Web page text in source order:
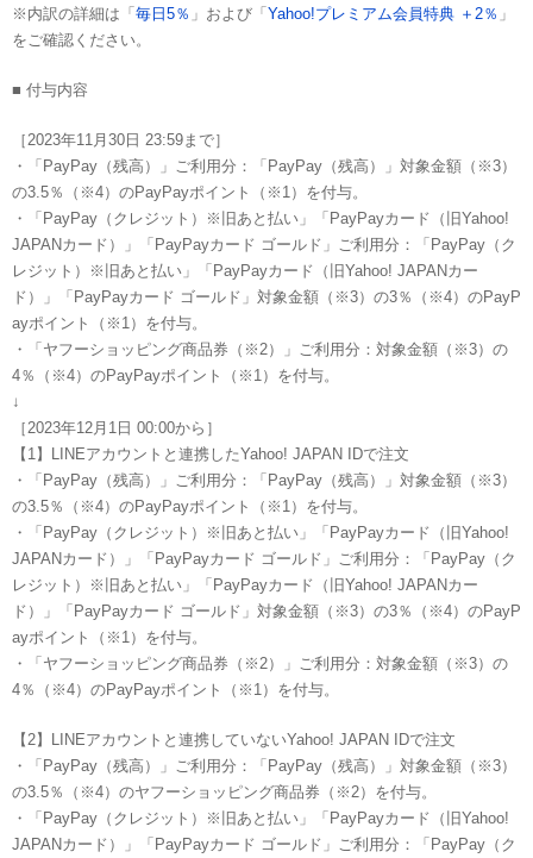
※内訳の詳細は「 毎日5％ 」および「 Yahoo!プレミアム会員特典 ＋2％ 」
をご確認ください。
■ 付与内容
［2023年11月30日 23:59まで］
・「PayPay（残高）」ご利用分：「PayPay（残高）」対象金額（※3）
の3.5％（※4）のPayPayポイント（※1）を付与。
・「PayPay（クレジット）※旧あと払い」「PayPayカード（旧Yahoo!
JAPANカード）」「PayPayカード ゴールド」ご利用分：「PayPay（ク
レジット）※旧あと払い」「PayPayカード（旧Yahoo! JAPANカー
ド）」「PayPayカード ゴールド」対象金額（※3）の3％（※4）のPayP
ayポイント（※1）を付与。
・「ヤフーショッピング商品券（※2）」ご利用分：対象金額（※3）の
4％（※4）のPayPayポイント（※1）を付与。
↓
［2023年12月1日 00:00から］
【1】LINEアカウントと連携したYahoo! JAPAN IDで注文
・「PayPay（残高）」ご利用分：「PayPay（残高）」対象金額（※3）
の3.5％（※4）のPayPayポイント（※1）を付与。
・「PayPay（クレジット）※旧あと払い」「PayPayカード（旧Yahoo!
JAPANカード）」「PayPayカード ゴールド」ご利用分：「PayPay（ク
レジット）※旧あと払い」「PayPayカード（旧Yahoo! JAPANカー
ド）」「PayPayカード ゴールド」対象金額（※3）の3％（※4）のPayP
ayポイント（※1）を付与。
・「ヤフーショッピング商品券（※2）」ご利用分：対象金額（※3）の
4％（※4）のPayPayポイント（※1）を付与。
【2】LINEアカウントと連携していないYahoo! JAPAN IDで注文
・「PayPay（残高）」ご利用分：「PayPay（残高）」対象金額（※3）
の3.5％（※4）のヤフーショッピング商品券（※2）を付与。
・「PayPay（クレジット）※旧あと払い」「PayPayカード（旧Yahoo!
JAPANカード）」「PayPayカード ゴールド」ご利用分：「PayPay（ク